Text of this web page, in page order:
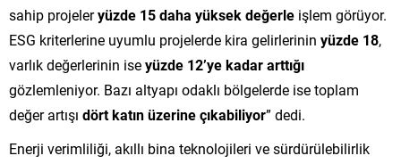
sahip projeleryüzde 15 daha yüksek değerle işlem görüyor.
ESG kriterlerine uyumlu projelerde kira gelirlerinin yüzde 18,
varlık değerlerinin iseyüzde 12’ye kadar arttığı
gözlemleniyor. Bazı altyapı odaklı bölgelerde ise toplam
değer artışı dört katın üzerine çıkabiliyor” dedi.
Enerji verimliliği, akıllı bina teknolojileri ve sürdürülebilirlik